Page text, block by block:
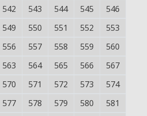
542 543 544 545
546
549 550 551 552
553
556 557 558 559
560
563 564 565 566
567
570 571 572 573
574
577 578 579 580
581